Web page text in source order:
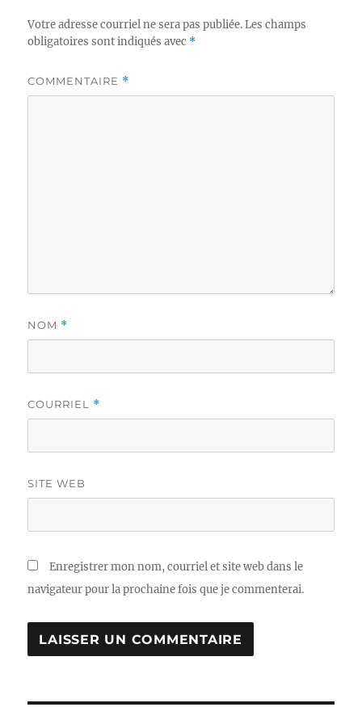
Votre adresse courriel ne sera pas publiée. Les champs
obligatoires sont indiqués avec *
COMMENTAIRE *
NOM *
COURRIEL *
SITE WEB
Enregistrer mon nom, courriel et site web dans le
navigateur pour la prochaine fois que je commenterai.